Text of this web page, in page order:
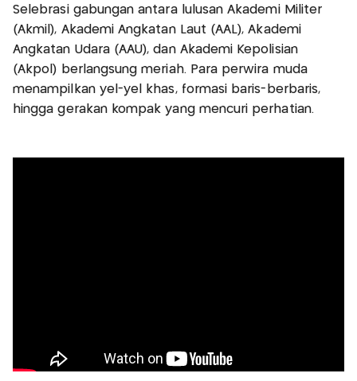
Selebrasi gabungan antara lulusan Akademi Militer
(Akmil), Akademi Angkatan Laut (AAL), Akademi
Angkatan Udara (AAU), dan Akademi Kepolisian
(Akpol) berlangsung meriah. Para perwira muda
menampilkan yel-yel khas, formasi baris-berbaris,
hingga gerakan kompak yang mencuri perhatian.